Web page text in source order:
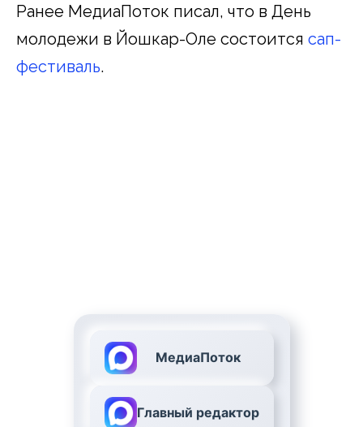
Ранее МедиаПоток писал, что в День
молодежи в Йошкар-Оле состоится сап-
фестиваль.
МедиаПоток
Главный редактор